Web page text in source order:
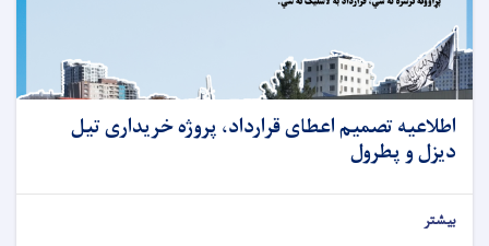
اطلاعیه تصمیم اعطای قرارداد، پروژه خریداری تیل
دیزل و پطرول
بیشتر